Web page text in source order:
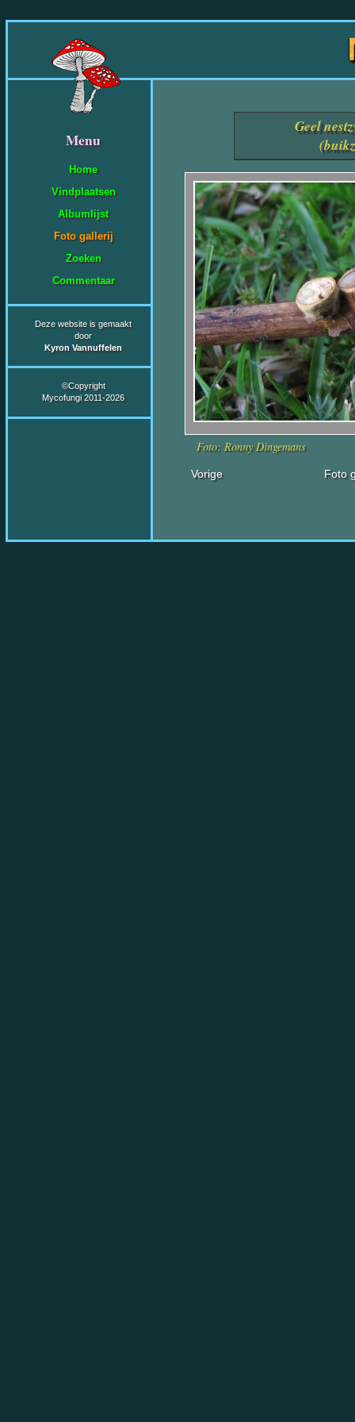
Menu
Home
Vindplaatsen
Albumlijst
Foto gallerij
Zoeken
Commentaar
Deze website is gemaakt
door
Kyron Vannuffelen
©Copyright
Mycofungi 2011-2026
Geel
Foto: Ronny Dingemans
Vorige Foto